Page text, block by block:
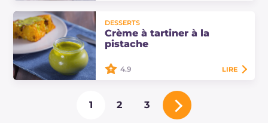
saveurs méditerranéennes, comme
les moules, les palourdes, le…
DESSERTS
Crème à tartiner à la
pistache
Découvrez comment préparer une
délicieuse crème à tartiner à la
pistache avec du chocolat blanc, à
4.9 LIRE
1 2 3